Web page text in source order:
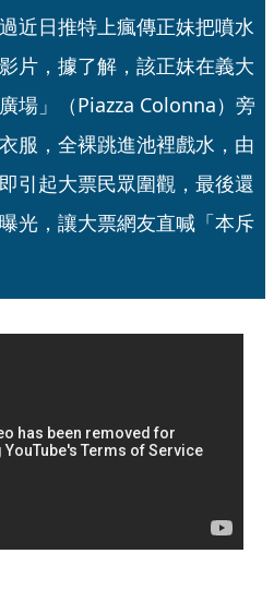
近日推特上瘋傳正妹把噴水
片，據了解，該正妹在義大
場」（Piazza Colonna）旁
服，全裸跳進池裡戲水，由
引起大票民眾圍觀，最後還
光，讓大票網友直喊「本斥